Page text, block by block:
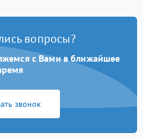
вопросы?
с Вами в ближайшее
звонок